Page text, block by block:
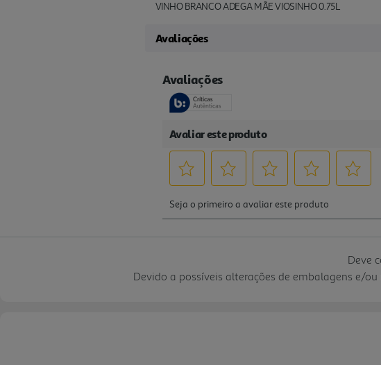
VINHO BRANCO ADEGA MÃE VIOSINHO 0.75L
Avaliações
Deve
Devido a possíveis alterações de embalagens e/